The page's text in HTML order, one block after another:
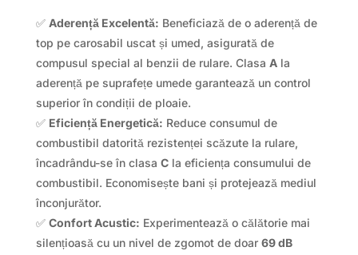
✅ Aderență Excelentă: Beneficiază de o aderență de
top pe carosabil uscat și umed, asigurată de
compusul special al benzii de rulare. Clasa Ala
aderență pe suprafețe umede garantează un control
superior în condiții de ploaie.
✅ Eficiență Energetică: Reduce consumul de
combustibil datorită rezistenței scăzute la rulare,
încadrându-se în clasa Cla eficiența consumului de
combustibil. Economisește bani și protejează mediul
înconjurător.
✅ Confort Acustic: Experimentează o călătorie mai
silențioasă cu un nivel de zgomot de doar 69 dB